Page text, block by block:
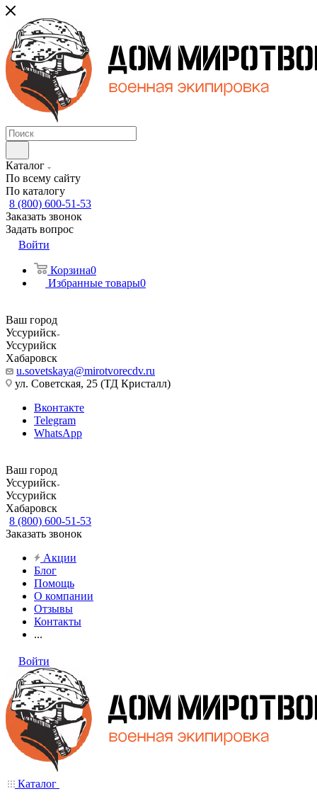
Каталог
По всему сайту
По каталогу
8 (800) 600-51-53
Заказать звонок
Задать вопрос
Войти
Корзина0
Избранные товары0
Ваш город
Уссурийск
Уссурийск
Хабаровск
u.sovetskaya@mirotvorecdv.ru
ул. Советская, 25 (ТД Кристалл)
Вконтакте
Telegram
WhatsApp
Ваш город
Уссурийск
Уссурийск
Хабаровск
8 (800) 600-51-53
Заказать звонок
Акции
Блог
Помощь
О компании
Отзывы
Контакты
...
Войти
Каталог